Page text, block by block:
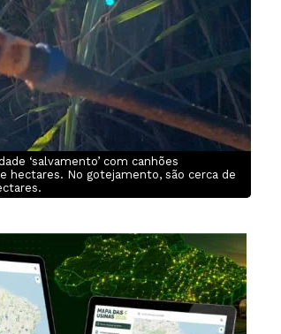
‘salvamento’ com canhões
hectares. No gotejamento, são cerca de